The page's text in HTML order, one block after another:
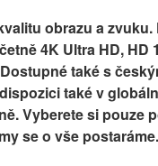
obrazu a
4K Ultra HD, HD
také s
také v
Vyberete si pouze
se o vše postaráme.